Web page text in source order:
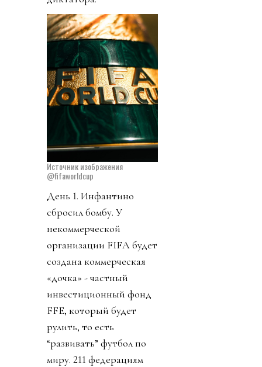
Источник изображения
@fifaworldcup
День 1. Инфантино
сбросил бомбу. У
некоммерческой
организации FIFA будет
создана коммерческая
«дочка» - частный
инвестиционный фонд
FFE, который будет
рулить, то есть
“развивать” футбол по
миру. 211 федерациям